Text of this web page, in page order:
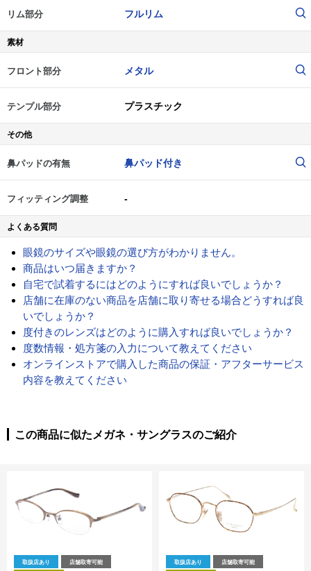
リム部分 フルリム
素材
フロント部分 メタル
テンプル部分 プラスチック
その他
鼻パッドの有無 鼻パッド付き
フィッティング調整 -
よくある質問
眼鏡のサイズや眼鏡の選び方がわかりません。
商品はいつ届きますか？
自宅で試着するにはどのようにすれば良いでしょうか？
店舗に在庫のない商品を店舗に取り寄せる場合どうすれば良
いでしょうか？
度付きのレンズはどのように購入すれば良いでしょうか？
度数情報・処方箋の入力について教えてください
オンラインストアで購入した商品の保証・アフターサービス
内容を教えてください
この商品に似たメガネ・サングラスのご紹介
取扱店あり 店舗取寄可能 取扱店あり 店舗取寄可能